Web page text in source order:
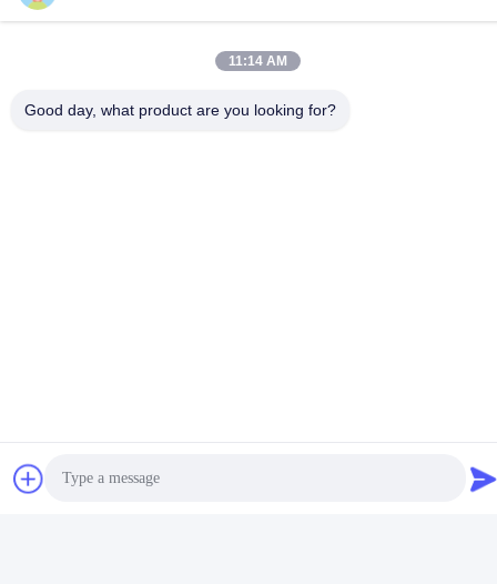
Bangunan Industri Kesehatan KangtaiJian.No.7 Jalan
Rongtian, Distrik Pingshan, Shenzhen, Cina
11:14 AM
Good day, what product are you looking for?